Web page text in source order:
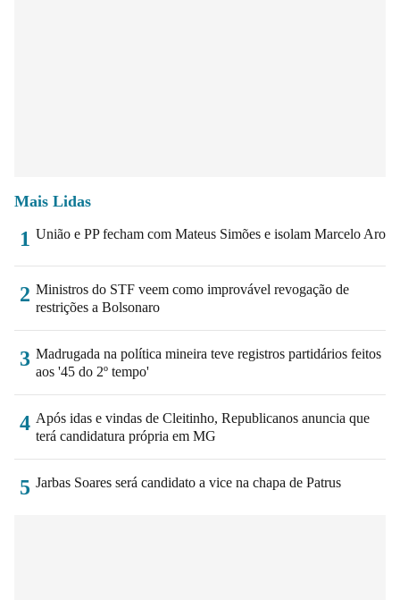
Mais Lidas
1 União e PP fecham com Mateus Simões e isolam Marcelo Aro
2 Ministros do STF veem como improvável revogação de
restrições a Bolsonaro
3 Madrugada na política mineira teve registros partidários feitos
aos '45 do 2º tempo'
4 Após idas e vindas de Cleitinho, Republicanos anuncia que
terá candidatura própria em MG
5 Jarbas Soares será candidato a vice na chapa de Patrus